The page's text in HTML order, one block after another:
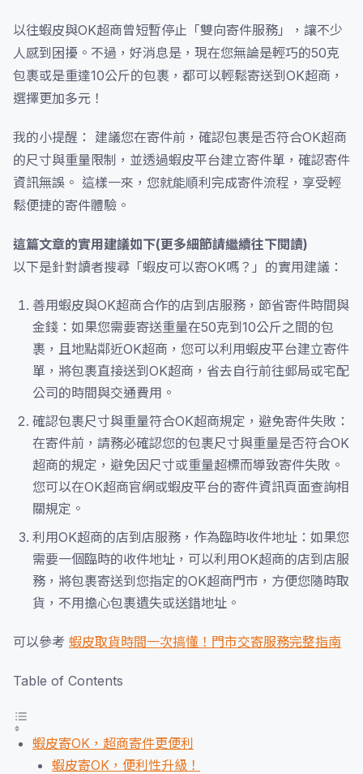
以往蝦皮與OK超商曾短暫停止「雙向寄件服務」，讓不少
人感到困擾。不過，好消息是，現在您無論是輕巧的50克
包裹或是重達10公斤的包裹，都可以輕鬆寄送到OK超商，
選擇更加多元！
我的小提醒： 建議您在寄件前，確認包裹是否符合OK超商
的尺寸與重量限制，並透過蝦皮平台建立寄件單，確認寄件
資訊無誤。 這樣一來，您就能順利完成寄件流程，享受輕
鬆便捷的寄件體驗。
這篇文章的實用建議如下(更多細節請繼續往下閱讀)
以下是針對讀者搜尋「蝦皮可以寄OK嗎？」的實用建議：
善用蝦皮與OK超商合作的店到店服務，節省寄件時間與
金錢：如果您需要寄送重量在50克到10公斤之間的包
裹，且地點鄰近OK超商，您可以利用蝦皮平台建立寄件
單，將包裹直接送到OK超商，省去自行前往郵局或宅配
公司的時間與交通費用。
確認包裹尺寸與重量符合OK超商規定，避免寄件失敗：
在寄件前，請務必確認您的包裹尺寸與重量是否符合OK
超商的規定，避免因尺寸或重量超標而導致寄件失敗。
您可以在OK超商官網或蝦皮平台的寄件資訊頁面查詢相
關規定。
利用OK超商的店到店服務，作為臨時收件地址：如果您
需要一個臨時的收件地址，可以利用OK超商的店到店服
務，將包裹寄送到您指定的OK超商門市，方便您隨時取
貨，不用擔心包裹遺失或送錯地址。
可以參考 蝦皮取貨時間一次搞懂！門市交寄服務完整指南
Table of Contents
蝦皮寄OK，超商寄件更便利
蝦皮寄OK，便利性升級！